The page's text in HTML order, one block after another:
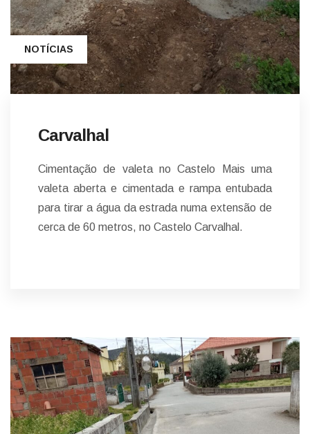
NOTÍCIAS
Carvalhal
Cimentação de valeta no Castelo Mais uma
valeta aberta e cimentada e rampa entubada
para tirar a água da estrada numa extensão de
cerca de 60 metros, no Castelo Carvalhal.